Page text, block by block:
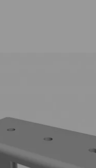
der Abstracta Air-
an Decke oder Wand